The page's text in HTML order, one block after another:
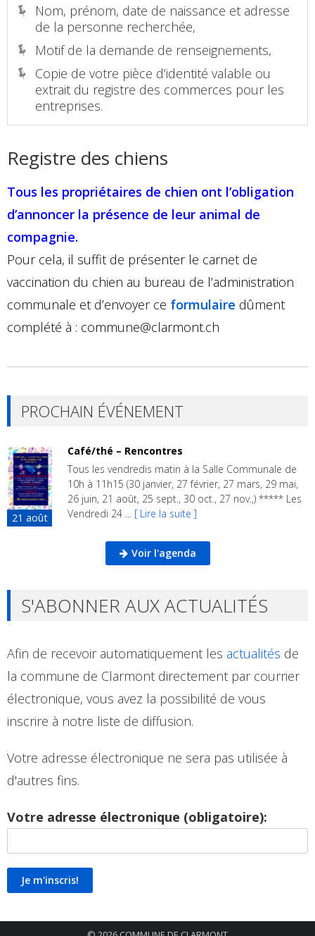
Nom, prénom, date de naissance et adresse
de la personne recherchée,
Motif de la demande de renseignements,
Copie de votre pièce d’identité valable ou
extrait du registre des commerces pour les
entreprises.
Registre des chiens
Tous les propriétaires de chien ont l’obligation
d’annoncer la présence de leur animal de
compagnie.
Pour cela, il suffit de présenter le carnet de
vaccination du chien au bureau de l’administration
communale et d’envoyer ce formulaire dûment
complété à : commune@clarmont.ch
PROCHAIN ÉVÉNEMENT
21 août
Café/thé – Rencontres
Tous les vendredis matin à la Salle Communale de
10h à 11h15 (30 janvier, 27 février, 27 mars, 29 mai,
26 juin, 21 août, 25 sept., 30 oct., 27 nov.,) ***** Les
Vendredi 24 ... [ Lire la suite ]
Voir l'agenda
S'ABONNER AUX ACTUALITÉS
Afin de recevoir automatiquement les actualités de
la commune de Clarmont directement par courrier
électronique, vous avez la possibilité de vous
inscrire à notre liste de diffusion.
Votre adresse électronique ne sera pas utilisée à
d'autres fins.
Votre adresse électronique (obligatoire):